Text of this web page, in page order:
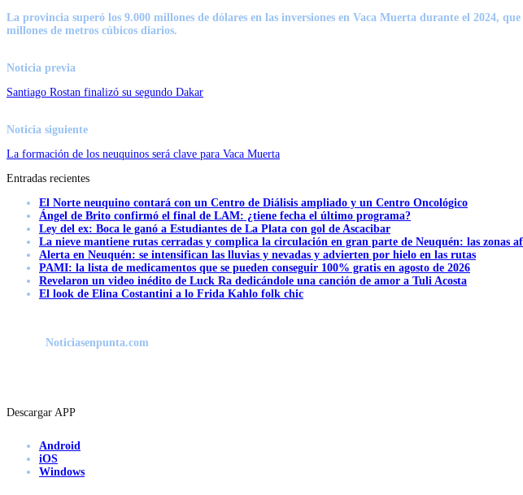
La provincia superó los 9.000 millones de dólares en las inversiones en Vaca Muerta durante el 2024,
millones de metros cúbicos diarios.
Noticia previa
Santiago Rostan finalizó su segundo Dakar
Noticia siguiente
La formación de los neuquinos será clave para Vaca Muerta
Entradas recientes
El Norte neuquino contará con un Centro de Diálisis ampliado y un Centro Oncológico
Ángel de Brito confirmó el final de LAM: ¿tiene fecha el último programa?
Ley del ex: Boca le ganó a Estudiantes de La Plata con gol de Ascacibar
La nieve mantiene rutas cerradas y complica la circulación en gran parte de Neuquén: las zonas
Alerta en Neuquén: se intensifican las lluvias y nevadas y advierten por hielo en las rutas
PAMI: la lista de medicamentos que se pueden conseguir 100% gratis en agosto de 2026
Revelaron un video inédito de Luck Ra dedicándole una canción de amor a Tuli Acosta
El look de Elina Costantini a lo Frida Kahlo folk chic
Noticiasenpunta.com
Descargar APP
Android
iOS
Windows